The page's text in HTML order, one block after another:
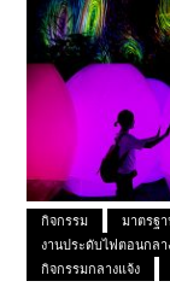
กิจกรรม มาตรฐ
งานประดับไฟตอนกลา
กิจกรรมกลางแจ้ง